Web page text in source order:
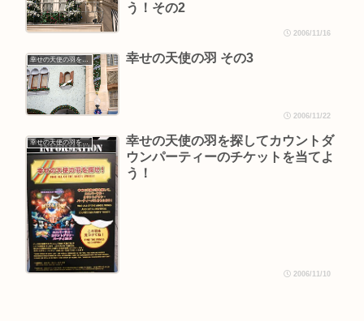
う！その2
2006/11/16
幸せの天使の羽 その3
2006/11/22
幸せの天使の羽を探そう
幸せの天使の羽を探してカウントダ
ウンパーティーのチケットを当てよ
う！
2006/11/10